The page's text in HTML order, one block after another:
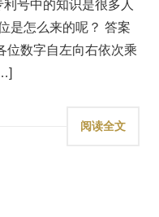
号中的知识是很多人
是怎么来的呢？ 答案
位数字自左向右依次乘
阅读全文